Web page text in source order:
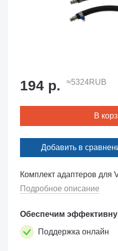
Комплект адаптеров для
Подробное описание
Обеспечим
Поддержка онлайн
194 р. ≈5324RUB
В
Добавить в